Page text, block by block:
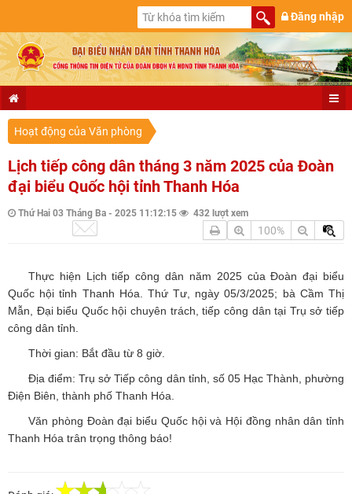
Đăng nhập
Hoạt động của Văn phòng
Lịch tiếp công dân tháng 3 năm 2025 của Đoàn
đại biểu Quốc hội tỉnh Thanh Hóa
Thứ Hai 03 Tháng Ba - 2025 11:12:15 432 lượt xem
100%
Thực hiện Lịch tiếp công dân năm 2025 của Đoàn đại biểu
Quốc hội tỉnh Thanh Hóa. Thứ Tư, ngày 05/3/2025; bà Cầm Thị
Mẫn, Đại biểu Quốc hội chuyên trách, tiếp công dân tại Trụ sở tiếp
công dân tỉnh.
Thời gian: Bắt đầu từ 8 giờ.
Địa điểm: Trụ sở Tiếp công dân tỉnh, số 05 Hạc Thành, phường
Điện Biên, thành phố Thanh Hóa.
Văn phòng Đoàn đại biểu Quốc hội và Hội đồng nhân dân tỉnh
Thanh Hóa trân trọng thông báo!